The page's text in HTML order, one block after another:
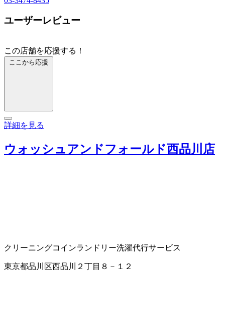
ユーザーレビュー
この店舗を応援する！
ここから応援
詳細を見る
ウォッシュアンドフォールド西品川店
クリーニングコインランドリー洗濯代行サービス
東京都品川区西品川２丁目８－１２